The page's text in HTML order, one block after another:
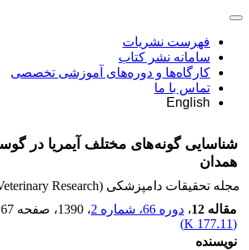
فهرست نشریات
سامانه نشر کتاب
کارگاه‌ها و دوره‌های آموزشی تخصصی
تماس با ما
English
شناسایی گونه‌های مختلف آیمریا در
همدان
مجله تحقیقات دامپزشکی (Journal of Veterinary Research)
مقاله 12
، دوره 66، شماره 2 ، 1390 ، صفحه
(
177.11 K
)
نویسنده